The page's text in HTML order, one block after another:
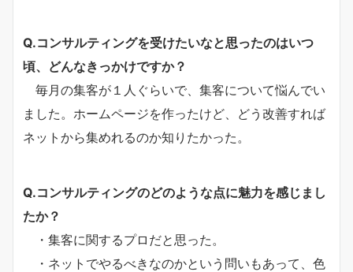
Q.コンサルティングを受けたいなと思ったのはいつ
頃、どんなきっかけですか？
毎月の集客が１人ぐらいで、集客について悩んでい
ました。ホームページを作ったけど、どう改善すれば
ネットから集めれるのか知りたかった。
Q.コンサルティングのどのような点に魅力を感じまし
たか？
・集客に関するプロだと思った。
・ネットでやるべきなのかという問いもあって、色